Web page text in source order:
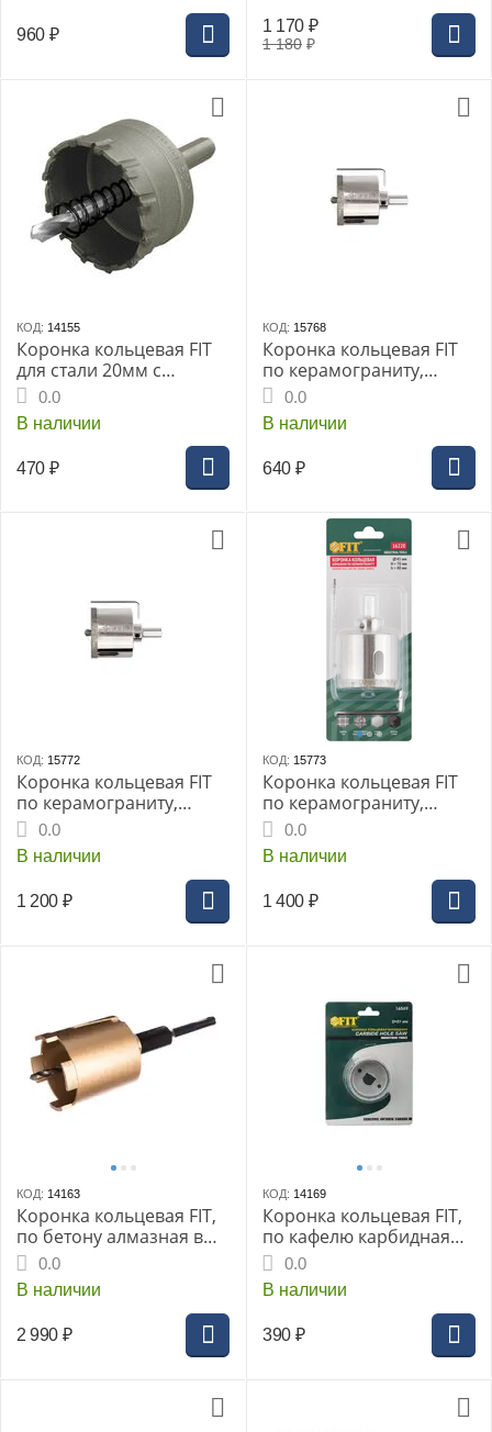
960 ₽ 1 180 ₽
1 170 ₽
КОД: 14155
Коронка кольцевая FIT
для стали 20мм с
карбидными вставками
Профи (36820i)
0.0
В наличии
470 ₽
КОД: 15768
Коронка кольцевая FIT
по керамограниту,
камню и кафелю
алмазная с центров.
сверлом 20х67 мм
0.0
В наличии
640 ₽
КОД: 15772
Коронка кольцевая FIT
по керамограниту,
камню и кафелю
алмазная с центров.
сверлом 40х67мм
0.0
В наличии
1 200 ₽
КОД: 15773
Коронка кольцевая FIT
по керамограниту,
камню и кафелю
алмазная с центров.
сверлом 45х67мм
0.0
В наличии
1 400 ₽
КОД: 14163
Коронка кольцевая FIT,
по бетону алмазная в
сборе 68мм
0.0
В наличии
2 990 ₽
КОД: 14169
Коронка кольцевая FIT,
по кафелю карбидная
25мм 51мм
0.0
В наличии
390 ₽